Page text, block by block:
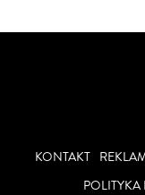
KONTAKT
POLITYKA